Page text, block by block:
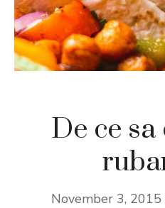
De ce
November 3, 2015